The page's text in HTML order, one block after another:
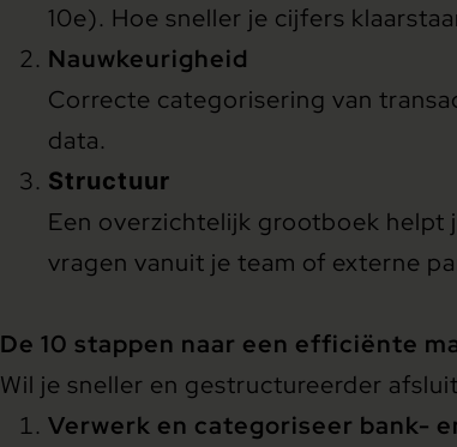
10e). Hoe sneller je cijfers
Nauwkeurigheid
Correcte categorisering van
data.
Structuur
Een overzichtelijk grootboek helpt
vragen vanuit je team of externe
De 10 stappen naar een efficiënte
Wil je sneller en gestructureerder
Verwerk en categoriseer bank-